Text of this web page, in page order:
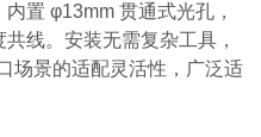
置 φ13mm 贯通式光孔，
线。安装无需复杂工具，
场景的适配灵活性，广泛适